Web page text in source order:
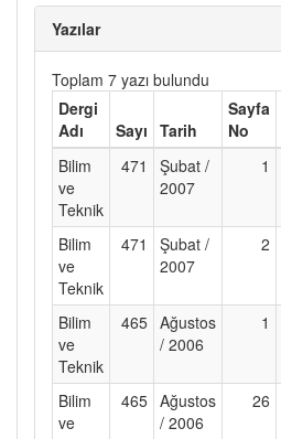
Yazılar
Toplam 7 yazı bulundu
Dergi
Adı
Sayı Tarih
Sayfa
No
Bilim
ve
Teknik
471
Şubat /
2007
1
Bilim
ve
Teknik
471
Şubat /
2007
2
Bilim
ve
Teknik
465 Ağustos
/ 2006
1
Bilim
ve
465 Ağustos
/ 2006
26